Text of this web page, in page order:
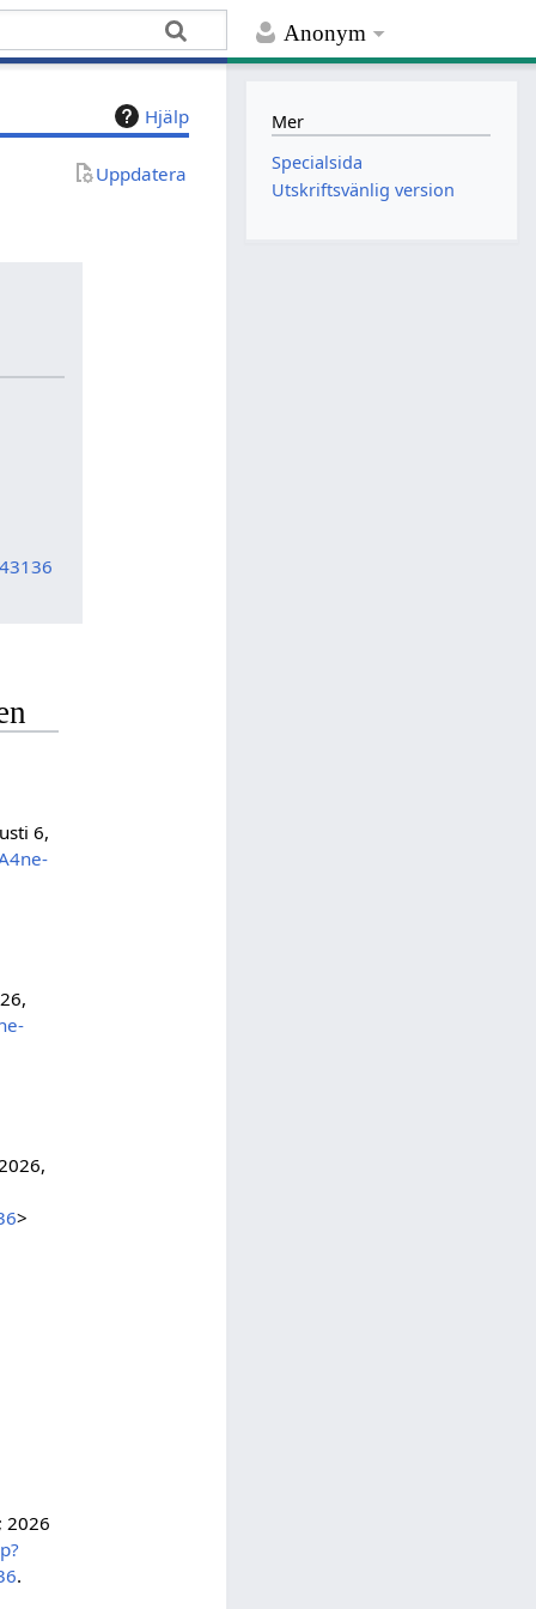
Anonym
Hjälp
Uppdatera
6,
>
2026
.
Mer
Specialsida
Utskriftsvänlig version